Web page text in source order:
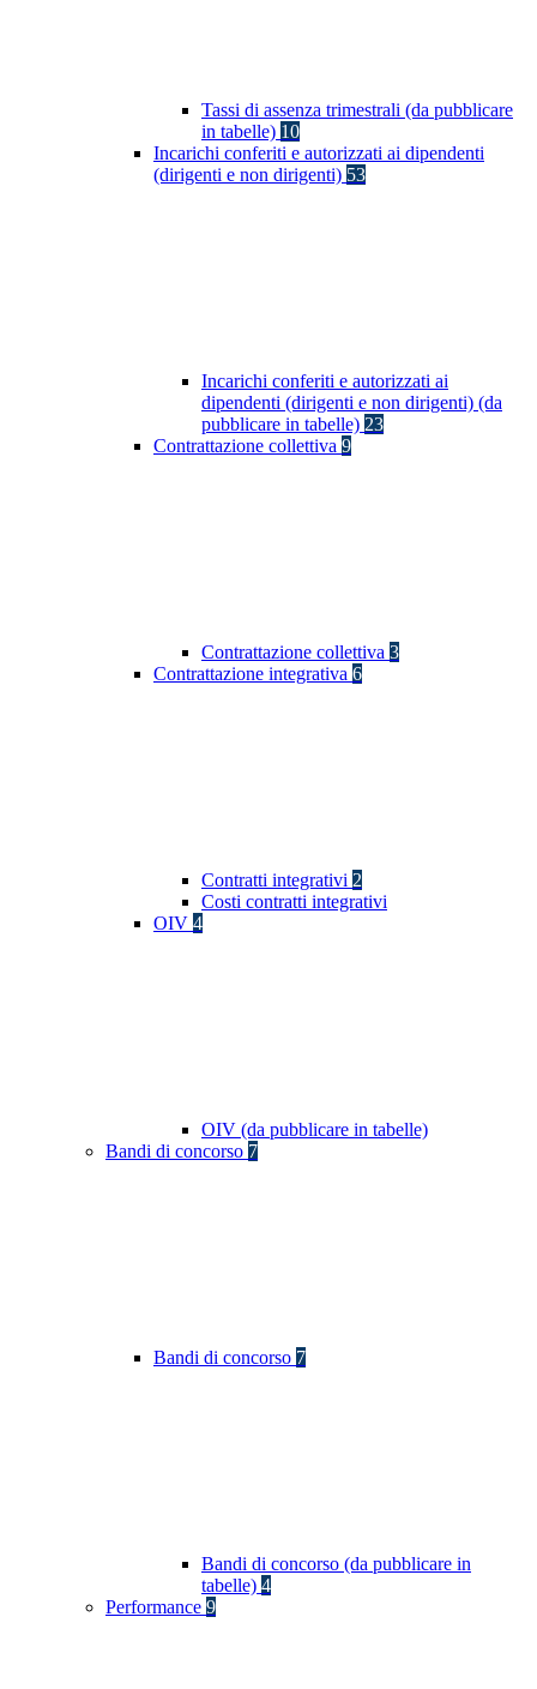
Tassi di assenza trimestrali (da pubblicare
in tabelle) 10
Incarichi conferiti e autorizzati ai dipendenti
(dirigenti e non dirigenti) 53
Incarichi conferiti e autorizzati ai
dipendenti (dirigenti e non dirigenti) (da
pubblicare in tabelle) 23
Contrattazione collettiva 9
Contrattazione collettiva 3
Contrattazione integrativa 6
Contratti integrativi 2
Costi contratti integrativi
OIV 4
OIV (da pubblicare in tabelle)
Bandi di concorso 7
Bandi di concorso 7
Bandi di concorso (da pubblicare in
tabelle) 4
Performance 9